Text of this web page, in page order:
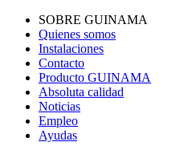
SOBRE GUINAMA
Quienes somos
Instalaciones
Contacto
Producto GUINAMA
Absoluta calidad
Noticias
Empleo
Ayudas